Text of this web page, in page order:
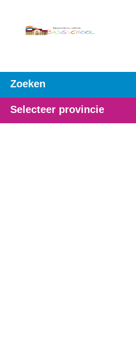
Zoeken
Selecteer provincie